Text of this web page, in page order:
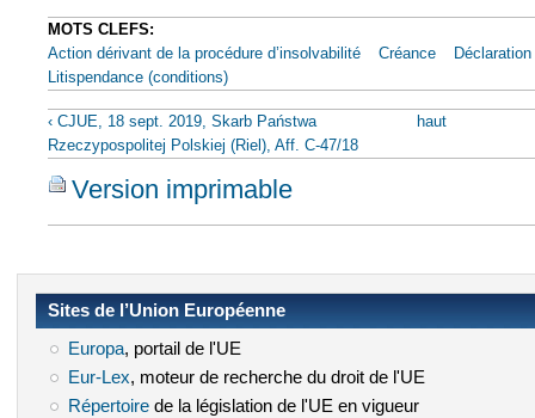
MOTS CLEFS:
Action dérivant de la procédure d’insolvabilité
Créance
Litispendance (conditions)
‹ CJUE, 18 sept. 2019, Skarb Państwa
Rzeczypospolitej Polskiej (Riel), Aff. C‑47/18
haut
Version imprimable
Sites de l’Union Européenne
Europa(le lien est externe)
, portail de l'UE
Eur-Lex (le lien est externe)
, moteur de recherche du droit de l'UE
Répertoire(le lien est externe)
de la législation de l'UE en vigueur